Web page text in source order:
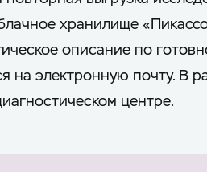
хранилище
описание по
на электронную почту. В
центре.